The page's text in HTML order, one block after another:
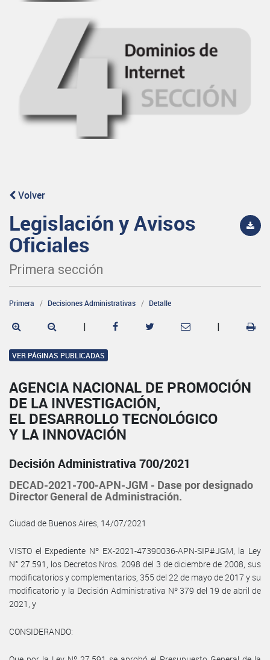
Volver
Legislación y Avisos
Oficiales
Primera sección
Primera Decisiones Administrativas Detalle
| |
VER PÁGINAS PUBLICADAS
AGENCIA NACIONAL DE PROMOCIÓN
DE LA INVESTIGACIÓN,
EL DESARROLLO TECNOLÓGICO
Y LA INNOVACIÓN
Decisión Administrativa 700/2021
DECAD-2021-700-APN-JGM - Dase por designado
Director General de Administración.
Ciudad de Buenos Aires, 14/07/2021
VISTO el Expediente Nº EX-2021-47390036-APN-SIP#JGM, la Ley
N° 27.591, los Decretos Nros. 2098 del 3 de diciembre de 2008, sus
modificatorios y complementarios, 355 del 22 de mayo de 2017 y su
modificatorio y la Decisión Administrativa Nº 379 del 19 de abril de
2021, y
CONSIDERANDO: